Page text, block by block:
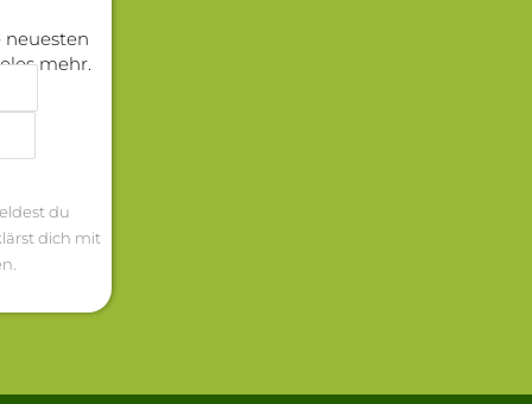
neuesten
mehr.
du
dich mit